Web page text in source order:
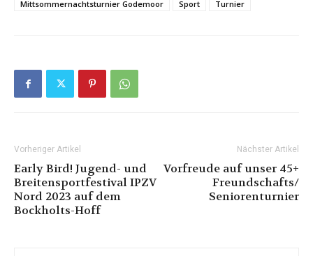
Mittsommernachtsturnier Godemoor
Sport Turnier
Vorheriger Artikel
Early Bird! Jugend- und
Breitensportfestival IPZV
Nord 2023 auf dem
Bockholts-Hoff
Nächster Artikel
Vorfreude auf unser 45+
Freundschafts/
Seniorenturnier